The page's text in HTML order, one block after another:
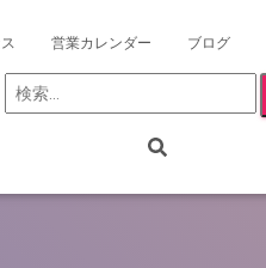
営業カレンダー ブログ
検
索: